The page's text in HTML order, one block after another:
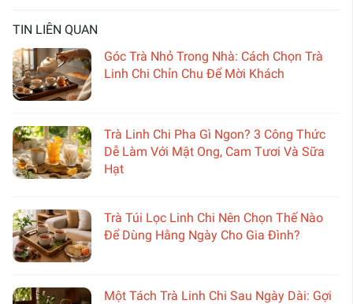
TIN LIÊN QUAN
Góc Trà Nhỏ Trong Nhà: Cách Chọn Trà
Linh Chi Chỉn Chu Để Mời Khách
Trà Linh Chi Pha Gì Ngon? 3 Công Thức
Dễ Làm Với Mật Ong, Cam Tươi Và Sữa
Hạt
Trà Túi Lọc Linh Chi Nên Chọn Thế Nào
Để Dùng Hằng Ngày Cho Gia Đình?
Một Tách Trà Linh Chi Sau Ngày Dài: Gợi